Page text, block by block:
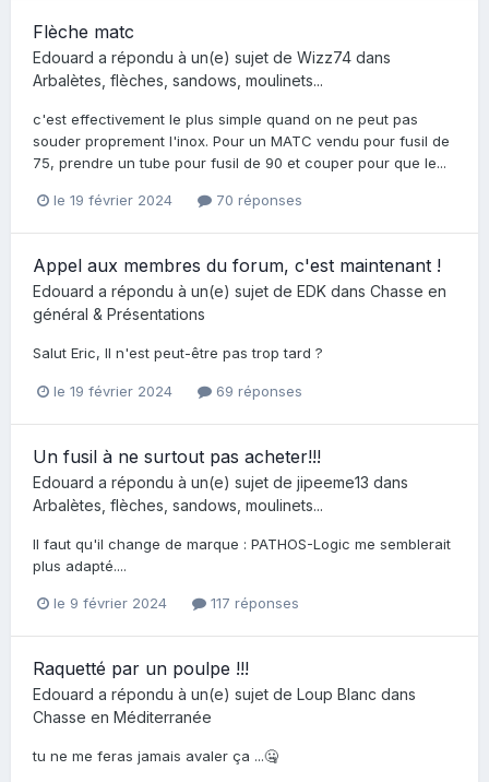
Flèche matc
Edouard a répondu à un(e) sujet de Wizz74 dans
Arbalètes, flèches, sandows, moulinets...
c'est effectivement le plus simple quand on ne peut pas
souder proprement l'inox. Pour un MATC vendu pour fusil de
75, prendre un tube pour fusil de 90 et couper pour que le...
le 19 février 2024 70 réponses
Appel aux membres du forum, c'est maintenant !
Edouard a répondu à un(e) sujet de EDK dans Chasse en
général & Présentations
Salut Eric, Il n'est peut-être pas trop tard ?
le 19 février 2024 69 réponses
Un fusil à ne surtout pas acheter!!!
Edouard a répondu à un(e) sujet de jipeeme13 dans
Arbalètes, flèches, sandows, moulinets...
Il faut qu'il change de marque : PATHOS-Logic me semblerait
plus adapté....
le 9 février 2024 117 réponses
Raquetté par un poulpe !!!
Edouard a répondu à un(e) sujet de Loup Blanc dans
Chasse en Méditerranée
tu ne me feras jamais avaler ça ...🤐